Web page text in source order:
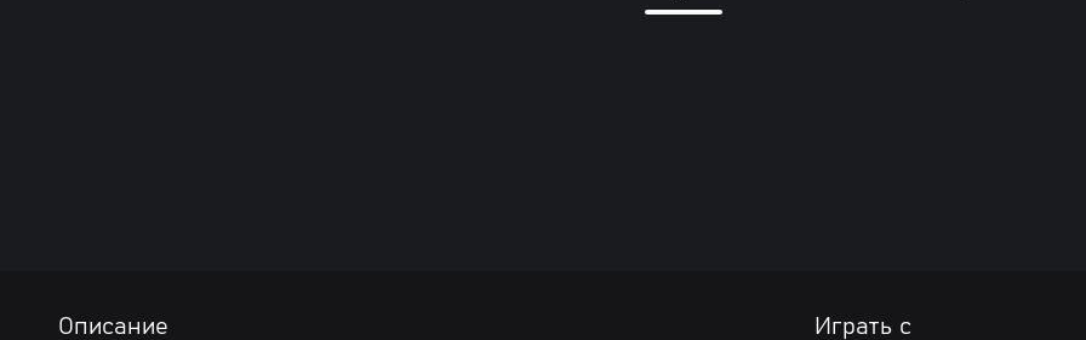
Описание Играть с